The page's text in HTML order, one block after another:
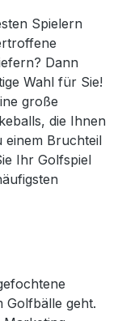
Spielern
Dann
Wahl für Sie!
große
die Ihnen
einem Bruchteil
Ihr Golfspiel
Golfbälle geht.